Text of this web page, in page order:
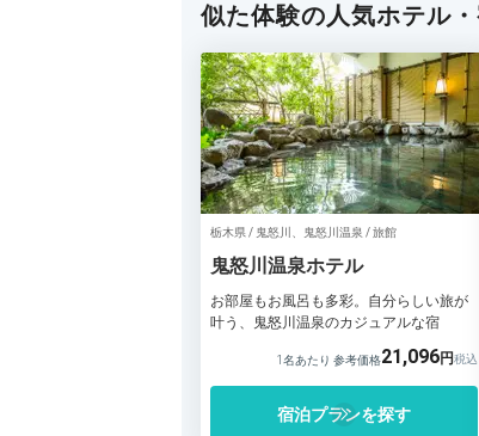
似た体験の人気ホテル
栃木県 / 鬼怒川、鬼怒川温泉 / 旅館
鬼怒川温泉ホテル
お部屋もお風呂も多彩。自分らしい旅が
叶う、鬼怒川温泉のカジュアルな宿
1名あたり 参考価格21,096
宿泊プランを探す